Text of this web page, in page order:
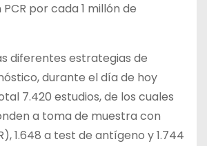
por cada 1 millón de
diferentes estrategias de
durante el día de hoy
7.420 estudios, de los cuales
a toma de muestra con
1.648 a test de antígeno y 1.744